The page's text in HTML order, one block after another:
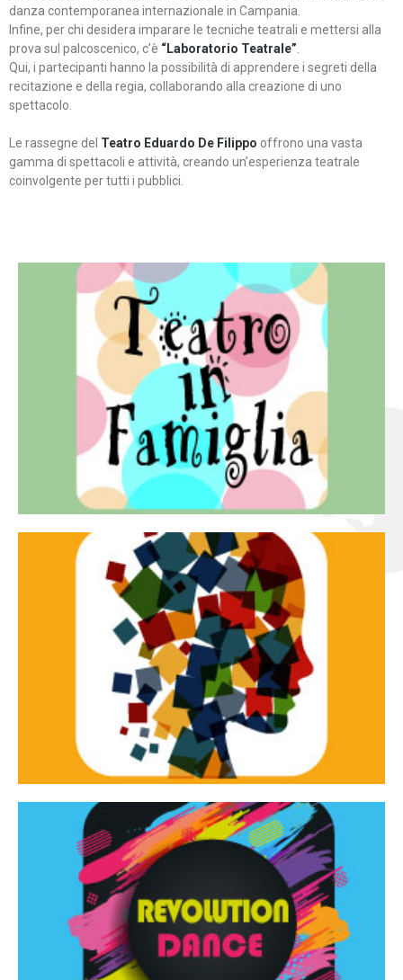
danza contemporanea internazionale in Campania.
Infine, per chi desidera imparare le tecniche teatrali e mettersi alla
prova sul palcoscenico, c’è “Laboratorio Teatrale”
Qui, i partecipanti hanno la possibilità di apprendere i segreti della
recitazione e della regia, collaborando alla creazione di uno
spettacolo.
Le rassegne del Teatro Eduardo De Filippo offrono una vasta
gamma di spettacoli e attività, creando un’esperienza teatrale
coinvolgente per tutti i pubblici.
Teatro in famiglia
Teatro In Famiglia è una rassegna di teatro concepita
per far condividere e godere del teatro all’intera
famiglia.
Continua
Tracce dinamiche
Tracce Dinamiche è una rassegna di teatro
d’innovazione e sperimentale.
Continua
Revolution Dance
Rassegna di danza contemporanea – I Edizione